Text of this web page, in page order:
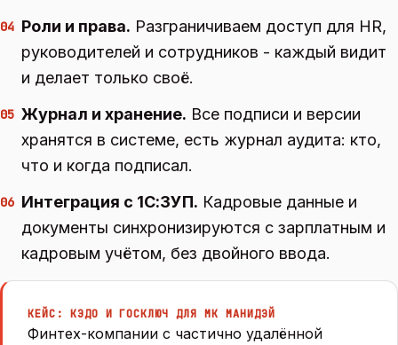
04 Роли и права. Разграничиваем доступ для HR,
руководителей и сотрудников - каждый видит
и делает только своё.
05 Журнал и хранение. Все подписи и версии
хранятся в системе, есть журнал аудита: кто,
что и когда подписал.
06 Интеграция с 1С:ЗУП. Кадровые данные и
документы синхронизируются с зарплатным и
кадровым учётом, без двойного ввода.
КЕЙС: КЭДО И ГОСКЛЮЧ ДЛЯ МК МАНИДЭЙ
Финтех-компании с частично удалённой